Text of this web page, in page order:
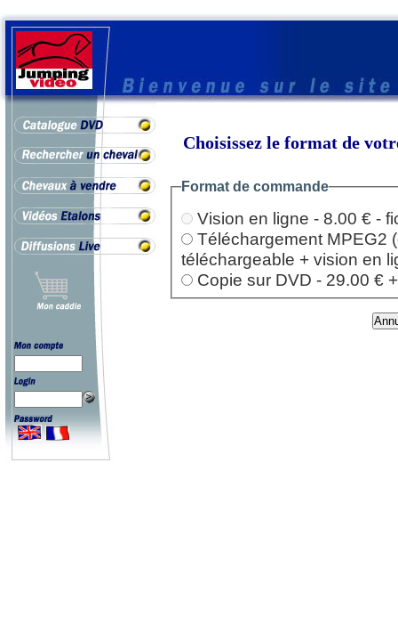
Choisissez le format de
Format de commande
Vision en ligne - 8.00 € -
Téléchargement MPEG2
téléchargeable + vision en
Copie sur DVD - 29.00 €